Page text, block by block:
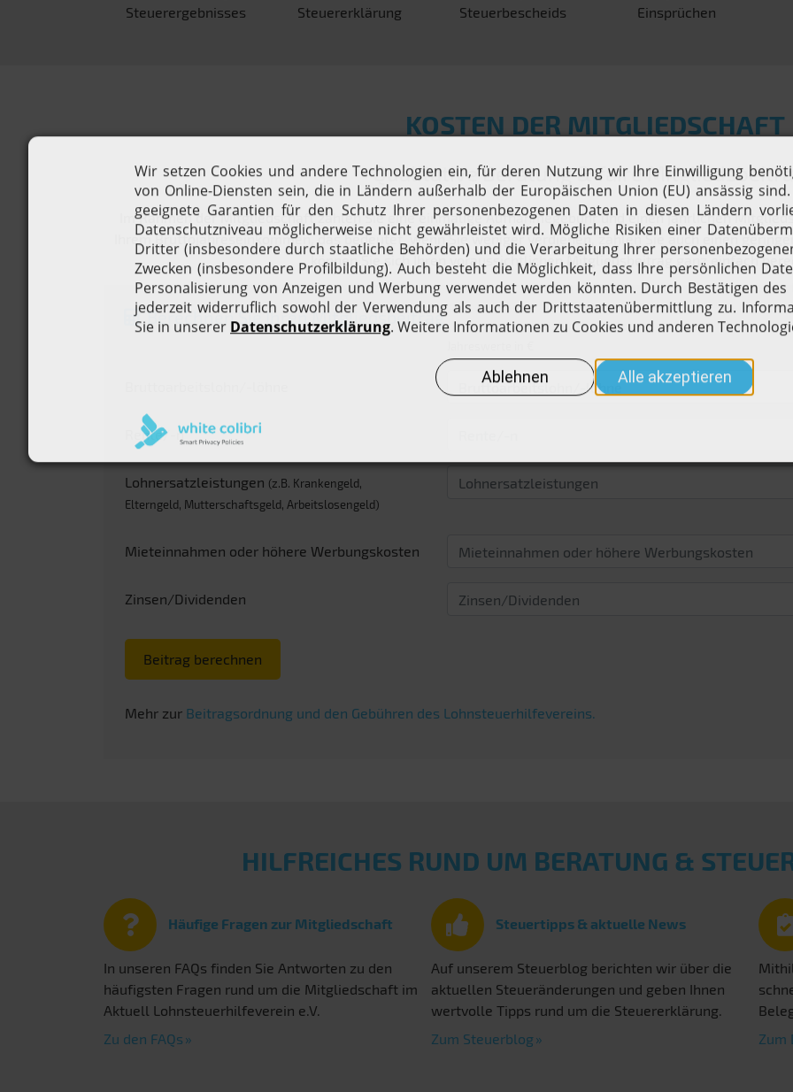
Steuerergebnisses
Steuererklärung
Steuerbescheids
Einsprüchen
KOSTEN DER MITGLIEDSCHAFT
Qualitative Beratung & faire
Im Rahmen der Mitgliedschaft zahlen Sie eine einmalige Aufnahmegebühr und einen jährlichen
Ihrem Bruttojahreseinkommen, das bedeutet, wenn Sie weniger verdienen, zahlen Sie auch einen
können Sie sich Ihren voraussichtlichen Mitgliedsbeitrag ganz einfach
Berechnen Sie Ihren Mitgliedsbeitrag
Rente/-n
Lohnersatzleistungen (z.B. Krankengeld,
Elterngeld, Mutterschaftsgeld, Arbeitslosengeld)
Mieteinnahmen oder höhere Werbungskosten
Zinsen/Dividenden
Beitrag berechnen
Mehr zur Beitragsordnung und den Gebühren des Lohnsteuerhilfevereins.
HILFREICHES RUND UM BERATUNG &
Häufige Fragen zur Mitgliedschaft
In unseren FAQs finden Sie Antworten zu den
häufigsten Fragen rund um die Mitgliedschaft im
Aktuell Lohnsteuerhilfeverein e.V.
Zu den FAQs
Steuertipps & aktuelle News
Auf unserem Steuerblog berichten wir über die
aktuellen Steueränderungen und geben Ihnen
wertvolle Tipps rund um die Steuererklärung.
Zum Steuerblog
Zum